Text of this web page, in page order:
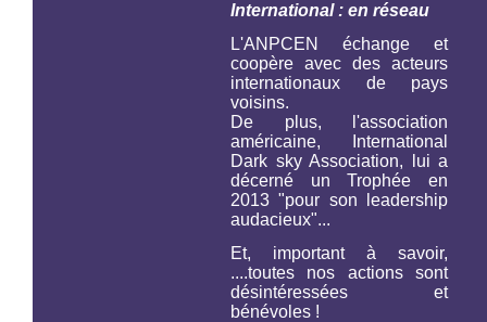
International : en réseau
L'ANPCEN échange et
coopère avec des acteurs
internationaux de pays
voisins.
De plus, l'association
américaine,
International
Dark sky Association,
lui a
décerné un Trophée en
2013 "pour son leadership
audacieux"...
Et, important à savoir,
....toutes nos actions sont
désintéressées et
bénévoles !